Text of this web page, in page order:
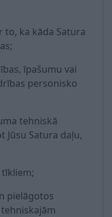
to, ka kāda Satura
īpašumu vai
personisko
tehniskā
Jūsu Satura daļu,
pielāgotos